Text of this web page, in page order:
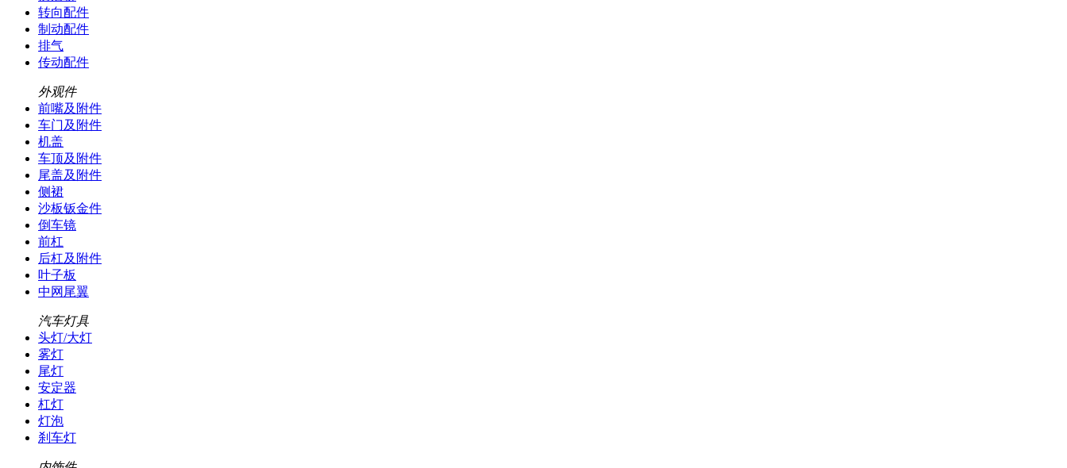
转向配件
制动配件
排气
传动配件
外观件
前嘴及附件
车门及附件
机盖
车顶及附件
尾盖及附件
侧裙
沙板钣金件
倒车镜
前杠
后杠及附件
叶子板
中网尾翼
汽车灯具
头灯/大灯
雾灯
尾灯
安定器
杠灯
灯泡
刹车灯